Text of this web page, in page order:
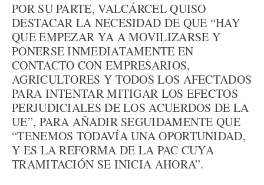
POR SU PARTE, VALCÁRCEL QUISO
DESTACAR LA NECESIDAD DE QUE “HAY
QUE EMPEZAR YA A MOVILIZARSE Y
PONERSE INMEDIATAMENTE EN
CONTACTO CON EMPRESARIOS,
AGRICULTORES Y TODOS LOS AFECTADOS
PARA INTENTAR MITIGAR LOS EFECTOS
PERJUDICIALES DE LOS ACUERDOS DE LA
UE”, PARA AÑADIR SEGUIDAMENTE QUE
“TENEMOS TODAVÍA UNA OPORTUNIDAD,
Y ES LA REFORMA DE LA PAC CUYA
TRAMITACIÓN SE INICIA AHORA”.